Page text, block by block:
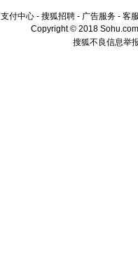
支付中心 - 搜狐招聘 - 广告服务 - 客
Copyright © 2018
搜狐不良信息举